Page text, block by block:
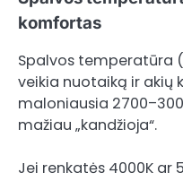
komfortas
Spalvos temperatūra
veikia nuotaiką ir akių
maloniausia
mažiau „kandžioja“.
Jei renkatės 4000K ar